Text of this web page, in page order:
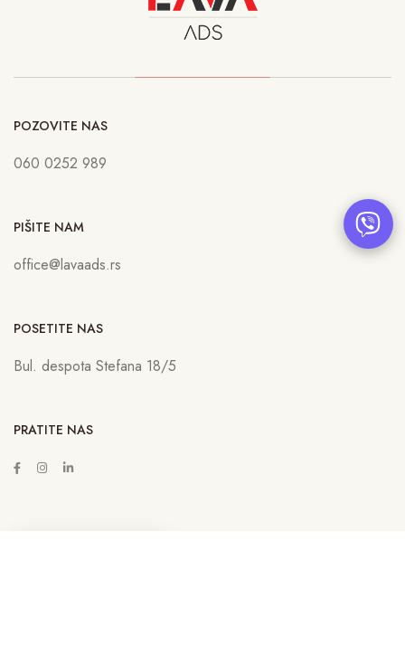
POZOVITE NAS
060 0252 989
PIŠITE NAM
office@lavaads.rs
POSETITE NAS
Bul. despota Stefana 18/5
PRATITE NAS